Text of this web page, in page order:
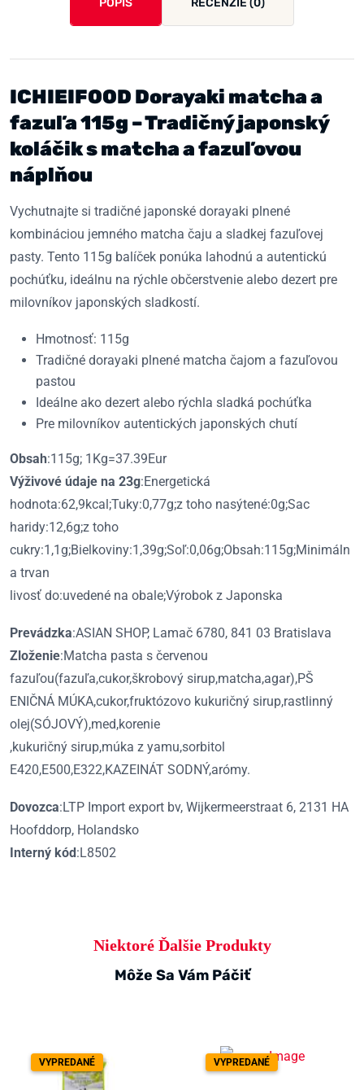
POPIS RECENZIE (0)
ICHIEIFOOD Dorayaki matcha a
fazuľa 115g – Tradičný japonský
koláčik s matcha a fazuľovou
náplňou
Vychutnajte si tradičné japonské dorayaki plnené
kombináciou jemného matcha čaju a sladkej fazuľovej
pasty. Tento 115g balíček ponúka lahodnú a autentickú
pochúťku, ideálnu na rýchle občerstvenie alebo dezert pre
milovníkov japonských sladkostí.
Hmotnosť: 115g
Tradičné dorayaki plnené matcha čajom a fazuľovou
pastou
Ideálne ako dezert alebo rýchla sladká pochúťka
Pre milovníkov autentických japonských chutí
Obsah:115g; 1Kg=37.39Eur
Výživové údaje na 23g:Energetická
hodnota:62,9kcal;Tuky:0,77g;z toho nasýtené:0g;Sac
haridy:12,6g;z toho
cukry:1,1g;Bielkoviny:1,39g;Soľ:0,06g;Obsah:115g;Minimáln
a trvan
livosť do:uvedené na obale;Výrobok z Japonska
Prevádzka:ASIAN SHOP, Lamač 6780, 841 03 Bratislava
Zloženie:Matcha pasta s červenou
fazuľou(fazuľa,cukor,škrobový sirup,matcha,agar),PŠ
ENIČNÁ MÚKA,cukor,fruktózovo kukuričný sirup,rastlinný
olej(SÓJOVÝ),med,korenie
,kukuričný sirup,múka z yamu,sorbitol
E420,E500,E322,KAZEINÁT SODNÝ,arómy.
Dovozca:LTP Import export bv, Wijkermeerstraat 6, 2131 HA
Hoofddorp, Holandsko
Interný kód :L8502
Niektoré Ďalšie Produkty
Môže Sa Vám Páčiť
VYPREDANÉ VYPREDANÉ